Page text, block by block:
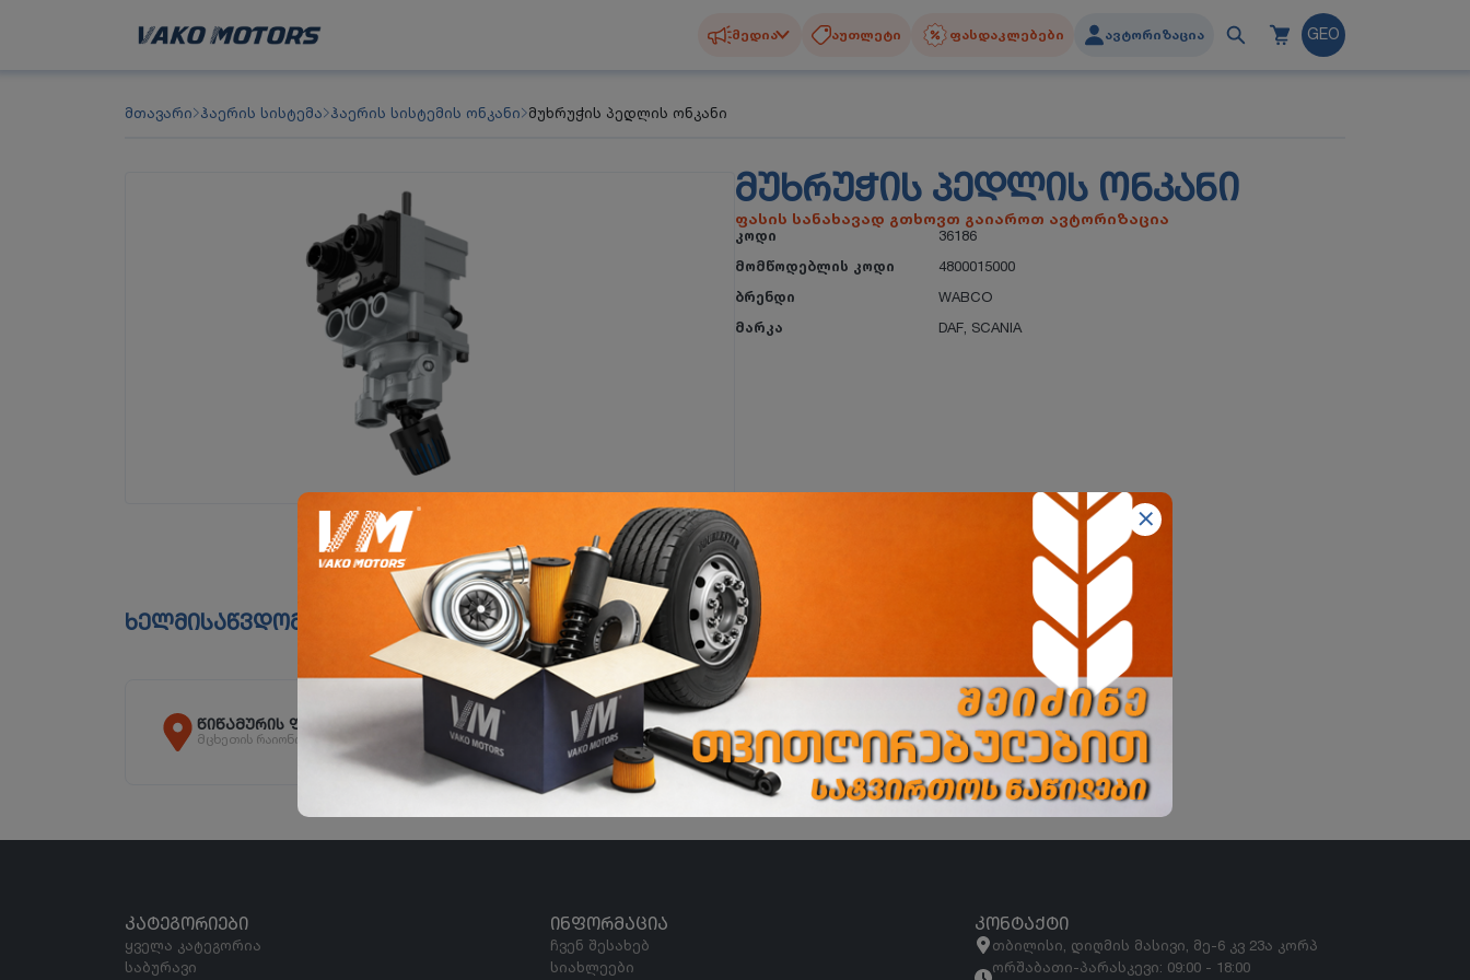
მედია აუთლეტი ფასდაკლებები ავტორიზაცია GEO
მთავარი ჰაერის სისტემა ჰაერის სისტემის ონკანი მუხრუჭის პედლის ონკანი
ᲛᲣᲮᲠᲣᲭᲘᲡ ᲞᲔᲓᲚᲘᲡ ᲝᲜᲙᲐᲜᲘ
ფასის სანახავად გთხოვთ გაიაროთ ავტორიზაცია
კოდი
36186
მომწოდებლის კოდი
4800015000
ბრენდი
WABCO
მარკა
DAF SCANIA
ხელმისაწვდომია ფილიალებში
წიწამურის ფილიალი
მცხეთის რაიონი, სოფ. წიწამური
ორხევის ფილიალი
ორხევის დასახლება, ჩანტლაძის N15
ᲙᲐᲢᲔᲒᲝᲠᲘᲔᲑᲘ
ყველა კატეგორია
საბურავი
ᲘᲜᲤᲝᲠᲛᲐᲪᲘᲐ
ჩვენ შესახებ
სიახლეები
ᲙᲝᲜᲢᲐᲥᲢᲘ
თბილისი, დიღმის მასივი, მე-6 კვ 23ა კორპ
ორშაბათი-პარასკევი: 09:00 - 18:00